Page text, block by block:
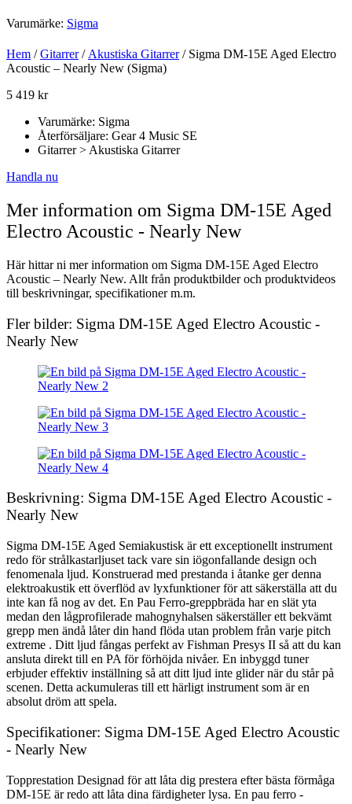
Varumärke: Sigma
Hem /Gitarrer/Akustiska Gitarrer/ Sigma DM-15E Aged Electro
Acoustic – Nearly New (Sigma)
5 419 kr
Varumärke: Sigma
Återförsäljare: Gear 4 Music SE
Gitarrer > Akustiska Gitarrer
Handla nu
Mer information om Sigma DM-15E Aged
Electro Acoustic - Nearly New
Här hittar ni mer information om Sigma DM-15E Aged Electro
Acoustic – Nearly New. Allt från produktbilder och produktvideos
till beskrivningar, specifikationer m.m.
Fler bilder: Sigma DM-15E Aged Electro Acoustic -
Nearly New
Beskrivning: Sigma DM-15E Aged Electro Acoustic -
Nearly New
Sigma DM-15E Aged Semiakustisk är ett exceptionellt instrument
redo för strålkastarljuset tack vare sin iögonfallande design och
fenomenala ljud. Konstruerad med prestanda i åtanke ger denna
elektroakustik ett överflöd av lyxfunktioner för att säkerställa att du
inte kan få nog av det. En Pau Ferro-greppbräda har en slät yta
medan den lågprofilerade mahognyhalsen säkerställer ett bekvämt
grepp men ändå låter din hand flöda utan problem från varje pitch
extreme . Ditt ljud fångas perfekt av Fishman Presys II så att du kan
ansluta direkt till en PA för förhöjda nivåer. En inbyggd tuner
erbjuder effektiv inställning så att ditt ljud inte glider när du står på
scenen. Detta ackumuleras till ett härligt instrument som är en
absolut dröm att spela.
Specifikationer: Sigma DM-15E Aged Electro Acoustic
- Nearly New
Topprestation Designad för att låta dig prestera efter bästa förmåga
DM-15E är redo att låta dina färdigheter lysa. En pau ferro -